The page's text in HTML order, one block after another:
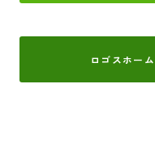
ロゴスホー